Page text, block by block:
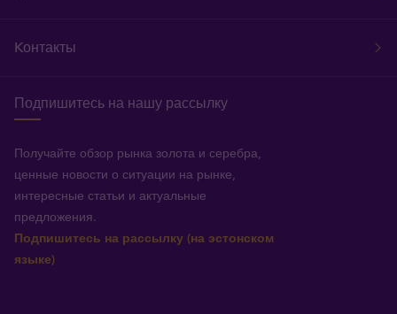
Kонтакты
Подпишитесь на нашу рассылку
Получайте обзор рынка золота и серебра,
ценные новости о ситуации на рынке,
интересные статьи и актуальные
предложения.
Подпишитесь на рассылку (на эстонском
языке)